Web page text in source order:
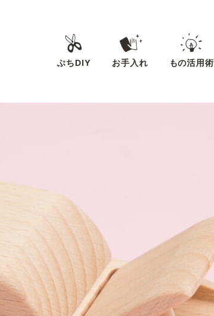
ぷちDIY お手入れ もの活用術